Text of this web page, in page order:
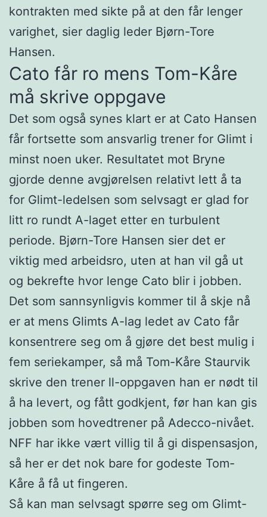
kontrakten med sikte på at den får lenger
varighet, sier daglig leder Bjørn-Tore
Hansen.
Cato får ro mens Tom-Kåre
må skrive oppgave
Det som også synes klart er at Cato Hansen
får fortsette som ansvarlig trener for Glimt i
minst noen uker. Resultatet mot Bryne
gjorde denne avgjørelsen relativt lett å ta
for Glimt-ledelsen som selvsagt er glad for
litt ro rundt A-laget etter en turbulent
periode. Bjørn-Tore Hansen sier det er
viktig med arbeidsro, uten at han vil gå ut
og bekrefte hvor lenge Cato blir i jobben.
Det som sannsynligvis kommer til å skje nå
er at mens Glimts A-lag ledet av Cato får
konsentrere seg om å gjøre det best mulig i
fem seriekamper, så må Tom-Kåre Staurvik
skrive den trener ll-oppgaven han er nødt til
å ha levert, og fått godkjent, før han kan gis
jobben som hovedtrener på Adecco-nivået.
NFF har ikke vært villig til å gi dispensasjon,
så her er det nok bare for godeste Tom-
Kåre å få ut fingeren.
Så kan man selvsagt spørre seg om Glimt-